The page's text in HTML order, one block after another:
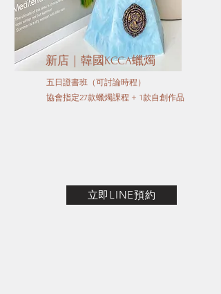
新店｜韓國KCCA蠟燭
五日證書班（可討論時程）
協會指定27款蠟燭課程 + 1款自創作品
立即LINE預約